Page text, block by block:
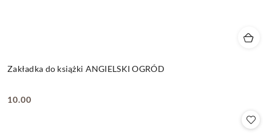
Zakładka do książki ANGIELSKI OGRÓD
Cena:
10.00